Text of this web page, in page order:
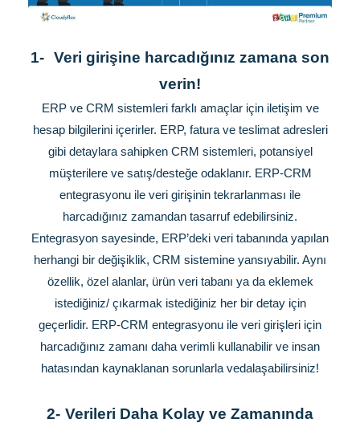
1- Veri girişine harcadığınız zamana son
verin!
ERP ve CRM sistemleri farklı amaçlar için iletişim ve
hesap bilgilerini içerirler. ERP, fatura ve teslimat adresleri
gibi detaylara sahipken CRM sistemleri, potansiyel
müşterilere ve satış/desteğe odaklanır. ERP-CRM
entegrasyonu ile veri girişinin tekrarlanması ile
harcadığınız zamandan tasarruf edebilirsiniz.
Entegrasyon sayesinde, ERP’deki veri tabanında yapılan
herhangi bir değişiklik, CRM sistemine yansıyabilir. Aynı
özellik, özel alanlar, ürün veri tabanı ya da eklemek
istediğiniz/ çıkarmak istediğiniz her bir detay için
geçerlidir. ERP-CRM entegrasyonu ile veri girişleri için
harcadığınız zamanı daha verimli kullanabilir ve insan
hatasından kaynaklanan sorunlarla vedalaşabilirsiniz!
2- Verileri Daha Kolay ve Zamanında